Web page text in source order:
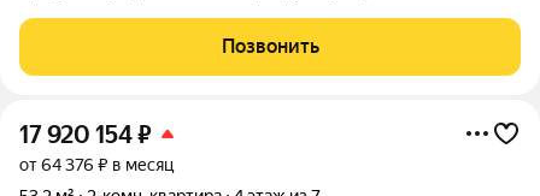
сочетается с городским удобством. Качество и надежность:
Дом от известного застройщика
Позвонить
17 920 154₽
от 64 376 ₽ в месяц